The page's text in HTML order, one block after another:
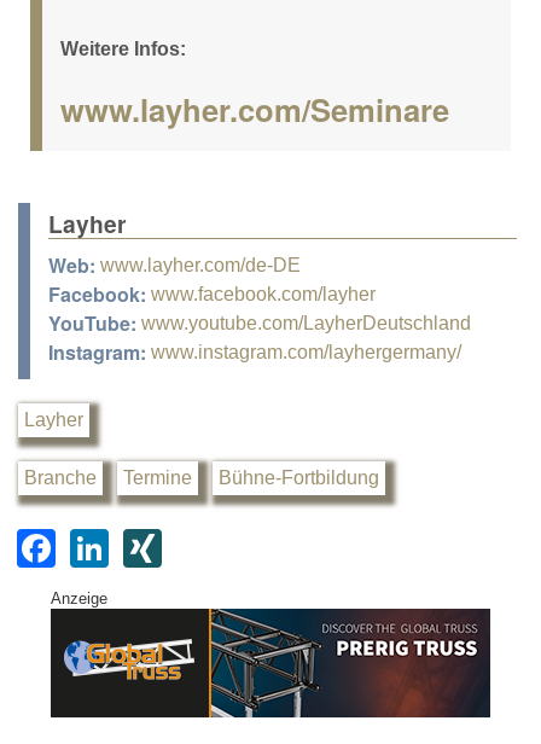
Weitere Infos:
www.layher.com/Seminare
Layher
Web: www.layher.com/de-DE
Facebook: www.facebook.com/layher
YouTube: www.youtube.com/LayherDeutschland
Instagram: www.instagram.com/layhergermany/
Layher
Branche Termine Bühne-Fortbildung
F
a
c
e
Li
k
e
G
Anzeige